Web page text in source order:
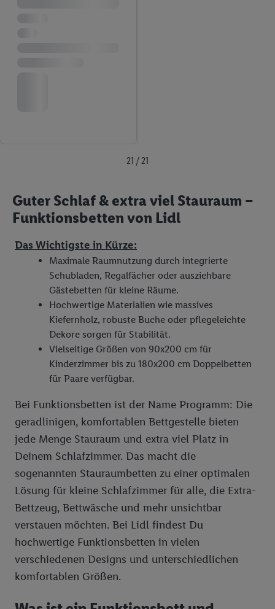
21 / 21
Guter Schlaf & extra viel Stauraum –
Funktionsbetten von Lidl
Das Wichtigste in Kürze:
Maximale Raumnutzung durch integrierte
Schubladen, Regalfächer oder ausziehbare
Gästebetten für kleine Räume.
Hochwertige Materialien wie massives
Kiefernholz, robuste Buche oder pflegeleichte
Dekore sorgen für Stabilität.
Vielseitige Größen von 90x200 cm für
Kinderzimmer bis zu 180x200 cm Doppelbetten
für Paare verfügbar.
Bei Funktionsbetten ist der Name Programm: Die
geradlinigen, komfortablen Bettgestelle bieten
jede Menge Stauraum und extra viel Platz in
Deinem Schlafzimmer. Das macht die
sogenannten Stauraumbetten zu einer optimalen
Lösung für kleine Schlafzimmer für alle, die Extra-
Bettzeug, Bettwäsche und mehr unsichtbar
verstauen möchten. Bei Lidl findest Du
hochwertige Funktionsbetten in vielen
verschiedenen Designs und unterschiedlichen
komfortablen Größen.